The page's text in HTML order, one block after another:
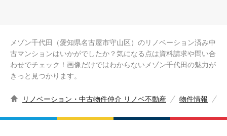
メゾン千代田（愛知県名古屋市守山区）のリノベーション済み中
古マンションはいかがでしたか？気になる点は資料請求や問い合
わせでチェック！画像だけではわからないメゾン千代田の魅力が
きっと見つかります。
リノベーション・中古物件仲介 リノベ不動産 物件情報